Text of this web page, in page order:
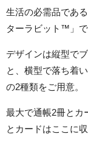
生活の必需品であ
ターラビット™」で
デザインは縦型で
と、横型で落ち着
の2種類をご用意。
最大で通帳2冊とカ
とカードはここに